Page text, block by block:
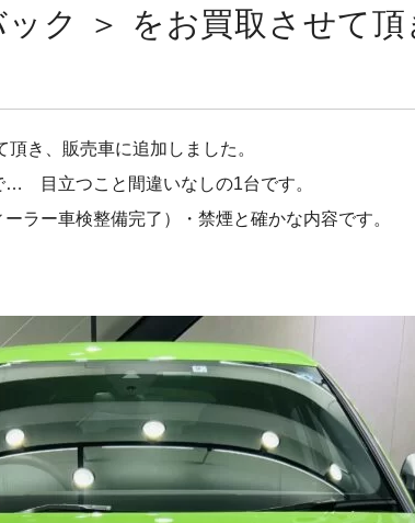
ク ＞ をお買取させて頂
き、販売車に追加しました。
… 目立つこと間違いなしの1台です。
ラー車検整備完了）・禁煙と確かな内容です。